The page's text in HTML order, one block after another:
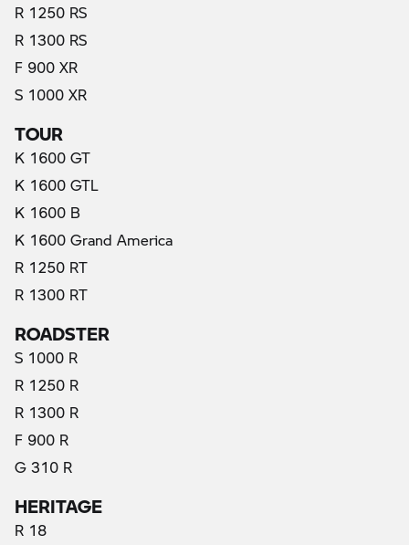
R 1250 RS
R 1300 RS
F 900 XR
S 1000 XR
TOUR
K 1600 GT
K 1600 GTL
K 1600 B
K 1600 Grand America
R 1250 RT
R 1300 RT
ROADSTER
S 1000 R
R 1250 R
R 1300 R
F 900 R
G 310 R
HERITAGE
R 18